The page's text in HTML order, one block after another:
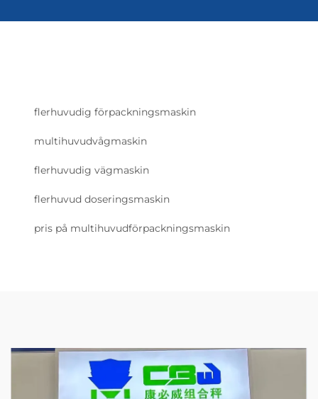
flerhuvudig förpackningsmaskin
multihuvudvågmaskin
flerhuvudig vägmaskin
flerhuvud doseringsmaskin
pris på multihuvudförpackningsmaskin